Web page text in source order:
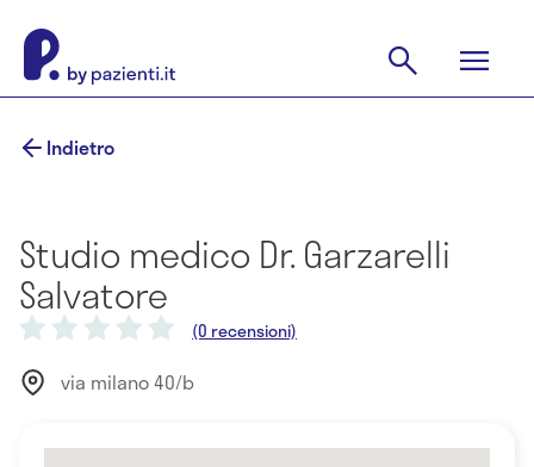
Indietro
Studio medico Dr. Garzarelli
Salvatore
(0 recensioni)
via milano 40/b